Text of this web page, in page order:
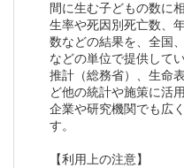
間に生む子どもの数に
生率や死因別死亡数、
数などの結果を、全国
などの単位で提供して
推計（総務省）、生命
ど他の統計や施策に活
企業や研究機関でも広
す。
【利用上の注意】